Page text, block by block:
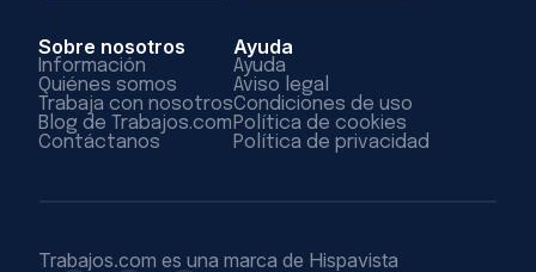
Sobre nosotros
Información
Quiénes somos
Trabaja con nosotros
Blog de Trabajos.com
Contáctanos
Ayuda
Ayuda
Aviso legal
Condiciones de uso
Política de cookies
Política de privacidad
Trabajos.com es una marca de Hispavista